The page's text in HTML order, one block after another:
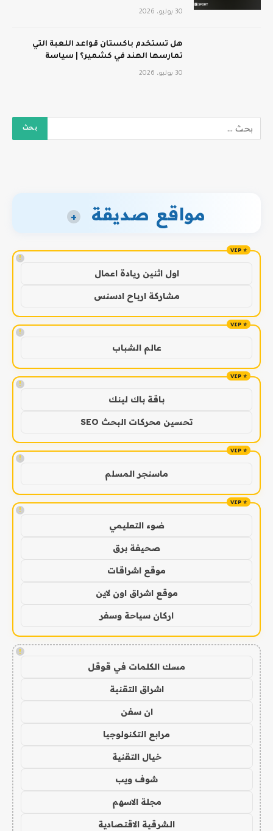
30 يوليو، 2026
هل تستخدم باكستان قواعد اللعبة التي
تمارسها الهند في كشمير؟ | سياسة
30 يوليو، 2026
مواقع صديقة +
!
اول اثنين ريادة اعمال
مشاركة ارباح ادسنس
!
عالم الشباب
!
باقة باك لينك
تحسين محركات البحث SEO
!
ماسنجر المسلم
!
ضوء التعليمي
صحيفة برق
موقع اشراقات
موقع اشراق اون لاين
اركان سياحة وسفر
!
مسك الكلمات في قوقل
اشراق التقنية
ان سفن
مرابع التكنولوجيا
خيال التقنية
شوف ويب
مجلة الاسهم
الشرقية الاقتصادية